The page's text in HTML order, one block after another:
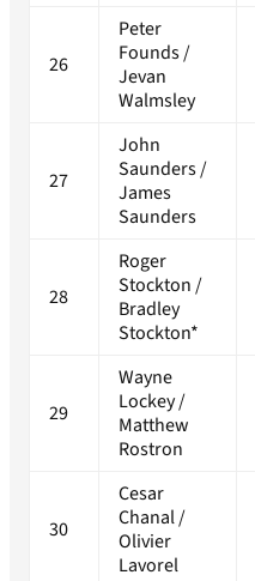
26
Peter
Founds /
Jevan
Walmsley
27
John
Saunders /
James
Saunders
28
Roger
Stockton /
Bradley
Stockton*
29
Wayne
Lockey /
Matthew
Rostron
30
Cesar
Chanal /
Olivier
Lavorel